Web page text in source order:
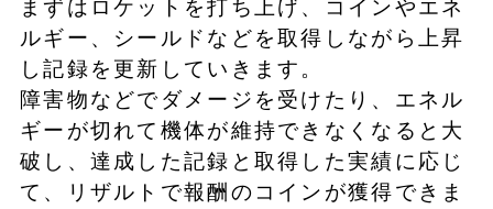
まずはロケットを打ち上げ、コインやエネ
ルギー、シールドなどを取得しながら上昇
し記録を更新していきます。
障害物などでダメージを受けたり、エネル
ギーが切れて機体が維持できなくなると大
破し、達成した記録と取得した実績に応じ
て、リザルトで報酬のコインが獲得できま